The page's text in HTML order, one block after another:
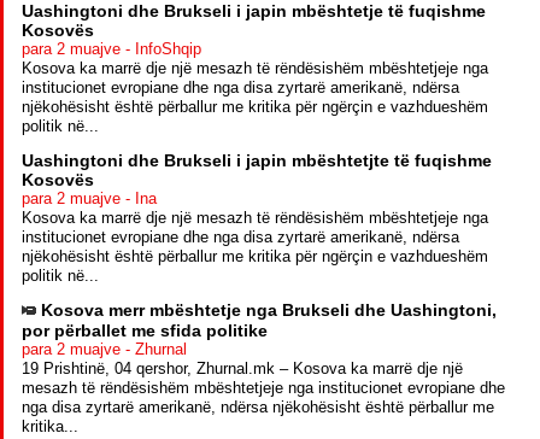
Uashingtoni dhe Brukseli i japin mbështetje të fuqishme
Kosovës
para 2 muajve - InfoShqip
Kosova ka marrë dje një mesazh të rëndësishëm mbështetjeje nga
institucionet evropiane dhe nga disa zyrtarë amerikanë, ndërsa
njëkohësisht është përballur me kritika për ngërçin e vazhdueshëm
politik në...
Uashingtoni dhe Brukseli i japin mbështetjte të fuqishme
Kosovës
para 2 muajve - Ina
Kosova ka marrë dje një mesazh të rëndësishëm mbështetjeje nga
institucionet evropiane dhe nga disa zyrtarë amerikanë, ndërsa
njëkohësisht është përballur me kritika për ngërçin e vazhdueshëm
politik në...
Kosova merr mbështetje nga Brukseli dhe Uashingtoni,
por përballet me sfida politike
para 2 muajve - Zhurnal
19 Prishtinë, 04 qershor, Zhurnal.mk – Kosova ka marrë dje një
mesazh të rëndësishëm mbështetjeje nga institucionet evropiane dhe
nga disa zyrtarë amerikanë, ndërsa njëkohësisht është përballur me
kritika...